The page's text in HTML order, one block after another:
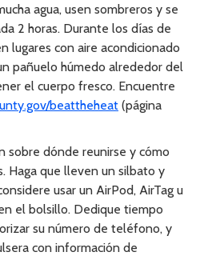
agua, usen sombreros y se
2 horas. Durante los días de
lugares con aire acondicionado
pañuelo húmedo alrededor del
el cuerpo fresco. Encuentre
beattheheat (página
sobre dónde reunirse y cómo
Haga que lleven un silbato y
usar un AirPod, AirTag u
el bolsillo. Dedique tiempo
su número de teléfono, y
con información de